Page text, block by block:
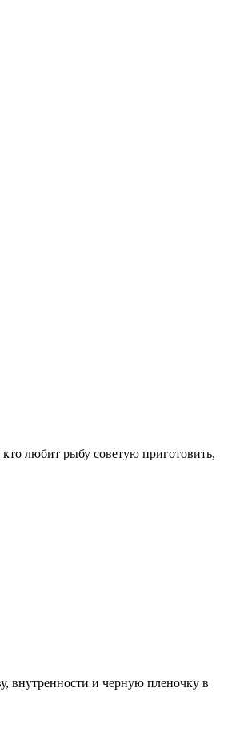
любит рыбу советую приготовить,
внутренности и черную пленочку в